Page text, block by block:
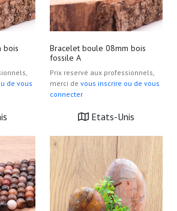
bois
de vous
Bracelet boule 08mm bois
fossile A
Prix reservé aux professionnels,
merci de vous inscrire ou de vous
connecter
Etats-Unis